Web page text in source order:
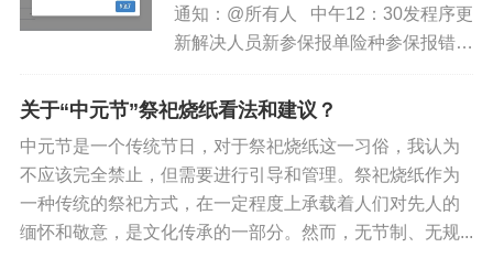
你好优秀经办人微信公众号
通知：@所有人 中午12：30发程序更
新解决人员新参保报单险种参保报错问
关于“中元节”祭祀烧纸看法和建议？
中元节是一个传统节日，对于祭祀烧纸这一习俗，我认为
不应该完全禁止，但需要进行引导和管理。祭祀烧纸作为
一种传统的祭祀方式，在一定程度上承载着人们对先人的
缅怀和敬意，是文化传承的一部分。然而，无节制、无规...